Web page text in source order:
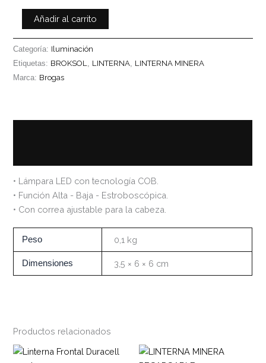
Añadir al carrito
Categoría: Iluminación
Etiquetas: BROKSOL, LINTERNA, LINTERNA MINERA
Marca: Brogas
• Lámpara LED con tecnología COB.
• Función Alta - Baja - Estroboscópica.
• Con correa ajustable para la cabeza.
Peso 0,1 kg
Dimensiones 3,5 × 6 × 6 cm
Productos relacionados